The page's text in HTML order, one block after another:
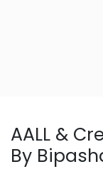
AALL &
By